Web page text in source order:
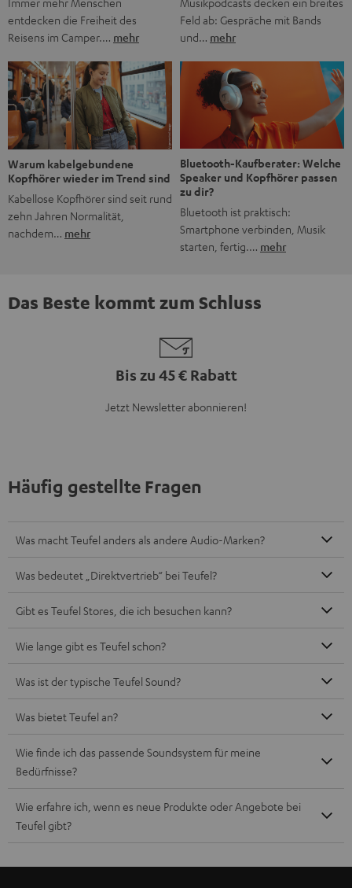
entdecken die Freiheit des
Reisens im Camper.… mehr
Feld ab: Gespräche mit Bands
und… mehr
Warum kabelgebundene
Kopfhörer wieder im Trend sind
Kabellose Kopfhörer sind seit rund
zehn Jahren Normalität,
nachdem… mehr
Bluetooth-Kaufberater: Welche
Speaker und Kopfhörer passen
zu dir?
Bluetooth ist praktisch:
Smartphone verbinden, Musik
starten, fertig.… mehr
Das Beste kommt zum Schluss
Bis zu 45 € Rabatt
Jetzt Newsletter abonnieren!
Häufig gestellte Fragen
Was macht Teufel anders als andere Audio-Marken?
Was bedeutet „Direktvertrieb“ bei Teufel?
Gibt es Teufel Stores, die ich besuchen kann?
Wie lange gibt es Teufel schon?
Was ist der typische Teufel Sound?
Was bietet Teufel an?
Wie finde ich das passende Soundsystem für meine
Bedürfnisse?
Wie erfahre ich, wenn es neue Produkte oder Angebote bei
Teufel gibt?